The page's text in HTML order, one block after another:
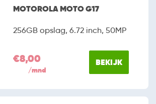
Maak gebruik van de filter en
van verschillende Motorola
je keuze eenvoudiger te maken.
MOTOROLA MOTO G17
256GB opslag, 6.72 inch, 50MP
€8,00
/mnd
BEKIJK